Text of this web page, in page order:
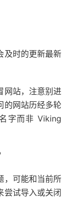
及时的更新最新
网站，注意别进
的网站历经多轮
字而非 Viking
，可能和当前所
尝试导入或关闭